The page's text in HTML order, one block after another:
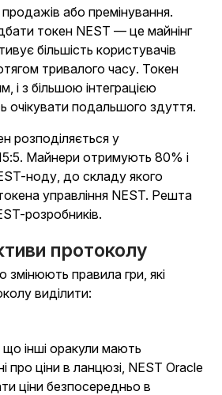
або премінування.
токен NEST — це майнінг
більшість користувачів
тривалого часу. Токен
і з більшою інтеграцією
очікувати подальшого здуття.
розподіляється у
Майнери отримують 80% і
ноду, до складу якого
управління NEST. Решта
розробників.
протоколу
змінюють правила гри, які
виділити:
інші оракули мають
про ціни в ланцюзі, NEST Oracle
ціни безпосередньо в